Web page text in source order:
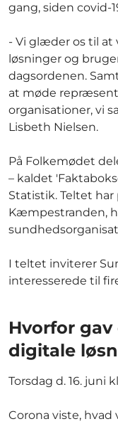
gang, siden covid-
- Vi glæder os til
løsninger og
dagsordenen.
at møde
organisationer, vi
Lisbeth Nielsen.
På Folkemødet
– kaldet
Statistik. Teltet har
Kæmpestranden,
I teltet inviterer
interesserede til
Hvorfor
digitale
Torsdag d. 16. juni
Corona viste, hvad